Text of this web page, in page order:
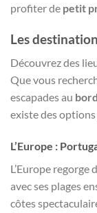
profiter de petit
Les
Découvrez des
Que vous
escapades au
existe des
L’Europe :
L’Europe regorge
avec ses plages
côtes